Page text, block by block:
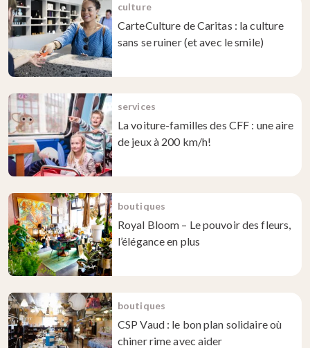
culture
CarteCulture de Caritas : la culture
sans se ruiner (et avec le smile)
services
La voiture-familles des CFF : une aire
de jeux à 200 km/h!
boutiques
Royal Bloom – Le pouvoir des fleurs,
l’élégance en plus
boutiques
CSP Vaud : le bon plan solidaire où
chiner rime avec aider